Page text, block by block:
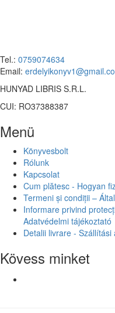
Tel.: 0759074634
Email:
HUNYAD LIBRIS S.R.L.
CUI: RO37388387
Menü
Könyvesbolt
Rólunk
Kapcsolat
Cum plătesc - Hogyan
Termeni și condiții –
Informare privind
Adatvédelmi tájékoztató
Detalii livrare - Szállítási
Kövess minket